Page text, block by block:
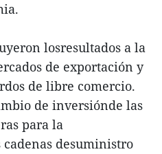
losresultados a la
de exportación y
de libre comercio.
de inversiónde las
para la
desuministro